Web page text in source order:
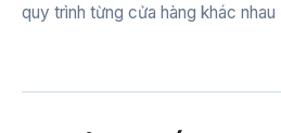
quy trình từng cửa hàng khác nhau